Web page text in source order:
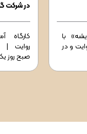
در شرکت
کارگاه
روایت |
صبح روز
با
و در